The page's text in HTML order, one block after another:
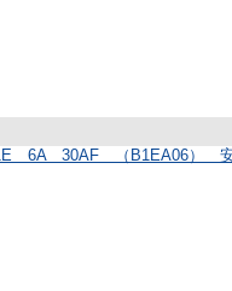
6A 30AF （B1EA06） 安